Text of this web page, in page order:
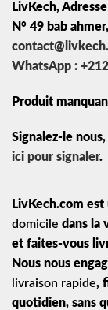
LivKech,
N° 49 bab
WhatsApp :
Produit
Signalez-le
ici pour signaler.
LivKech.com
domicile dans la
et faites-vous
Nous nous
livraison rapide,
quotidien, sans